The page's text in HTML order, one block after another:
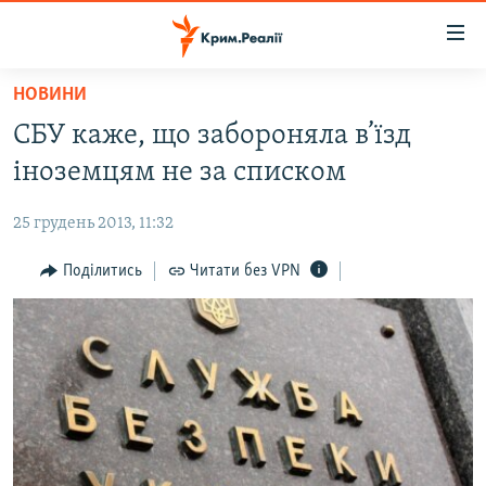
Перейти
основного
матеріалу
до
навігації
Перейти
до
пошуку
ПОЛІТИКА
БЛОГИ
ПОГЛЯД
ІНТЕРВ'Ю
ВСЕ ЗА ДЕНЬ
СПЕЦПРОЕКТИ
ДЕПОРТАЦІЯ
ЯК ОБІЙТИ БЛОКУВАННЯ
НОВИНИ
СБУ каже, що забороняла в’їзд
іноземцям не за списком
25 грудень 2013, 11:32
Поділитись Читати без VPN